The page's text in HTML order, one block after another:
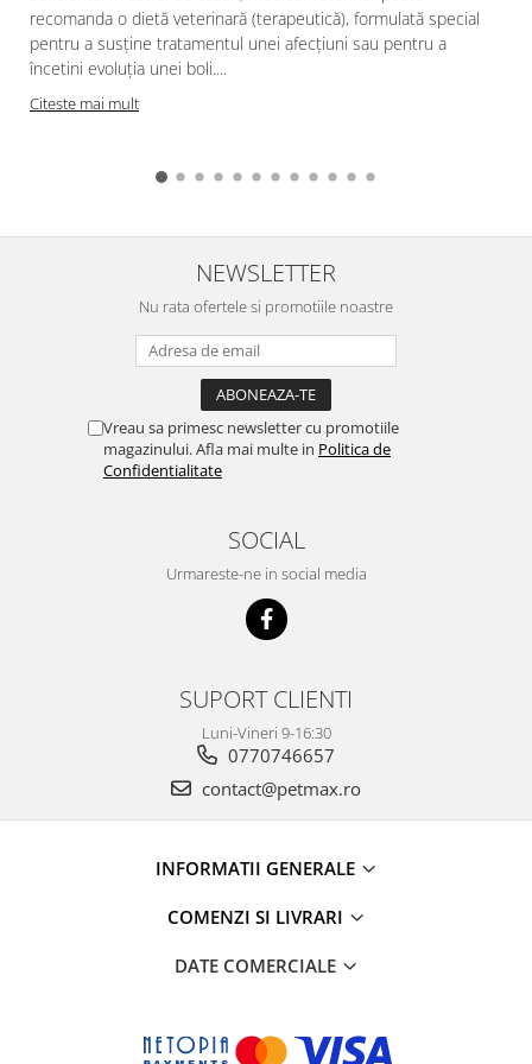
recomanda o dietă veterinară (terapeutică), formulată special
pentru a susține tratamentul unei afecțiuni sau pentru a
încetini evoluția unei boli....
Citeste mai mult
NEWSLETTER
Nu rata ofertele si promotiile noastre
Vreau sa primesc newsletter cu promotiile
magazinului. Afla mai multe in Politica de
Confidentialitate
SOCIAL
Urmareste-ne in social media
SUPORT CLIENTI
Luni-Vineri 9-16:30
0770746657
contact@petmax.ro
INFORMATII GENERALE
COMENZI SI LIVRARI
DATE COMERCIALE